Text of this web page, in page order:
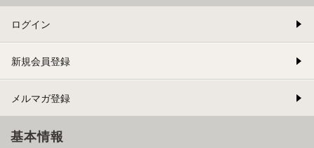
ログイン
新規会員登録
メルマガ登録
基本情報